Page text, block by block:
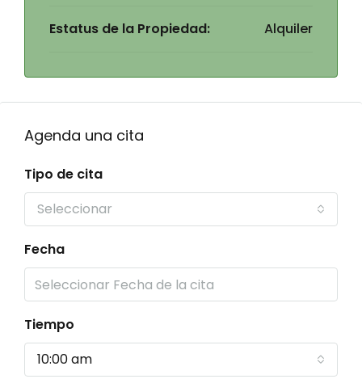
Estatus de la Propiedad: Alquiler
Agenda una cita
Tipo de cita
Seleccionar
Fecha
Tiempo
10:00 am